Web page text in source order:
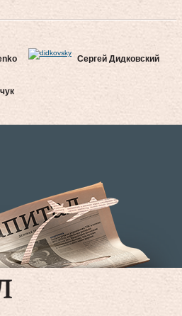
Сергей Дидковский